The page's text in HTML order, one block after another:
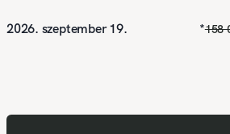
2026. szeptember 19. *158